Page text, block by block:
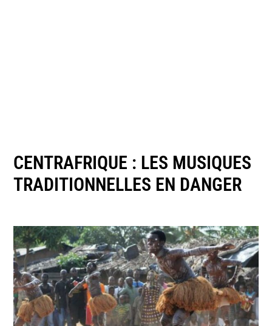
CENTRAFRIQUE : LES MUSIQUES
TRADITIONNELLES EN DANGER